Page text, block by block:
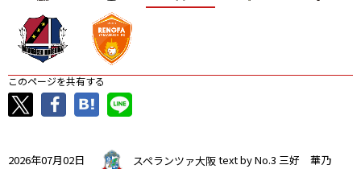
このページを共有する
2026年07月02日 スペランツァ大阪text by No.3 三好 華乃